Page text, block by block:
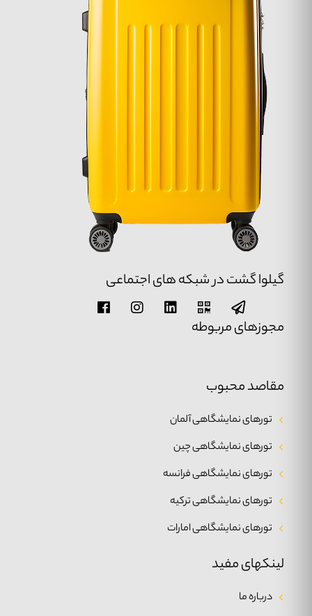
لینکهای مفید
درباره ما
مقاصد محبوب
تورهای نمایشگاهی آلمان
تورهای نمایشگاهی چین
تورهای نمایشگاهی فرانسه
تورهای نمایشگاهی ترکیه
تورهای نمایشگاهی امارات
گیلوا گشت در شبکه های اجتماعی
مجوزهای مربوطه